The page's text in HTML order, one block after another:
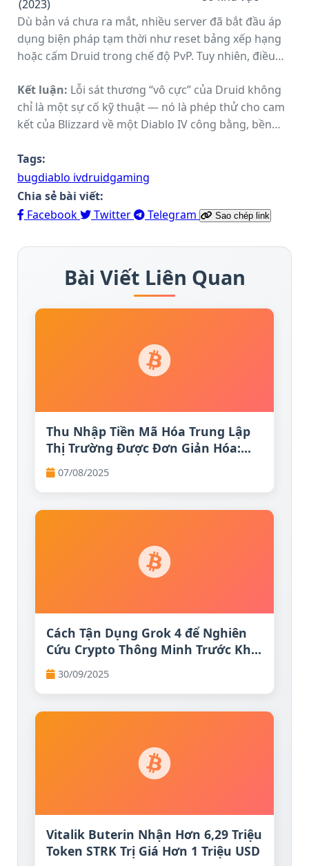
(2023)
Dù bản vá chưa ra mắt, nhiều server đã bắt đầu áp
dụng biện pháp tạm thời như reset bảng xếp hạng
hoặc cấm Druid trong chế độ PvP. Tuy nhiên, điều
chơi.
Kết luận: Lỗi sát thương “vô cực” của Druid không
chỉ là một sự cố kỹ thuật — nó là phép thử cho cam
kết của Blizzard về một Diablo IV công bằng, bền
thủ được khuyến nghị tránh lạm dụng lỗi để giữ gìn
tinh thần thi đấu lành mạnh.
Tags:
bugdiablo ivdruidgaming
Chia sẻ bài viết:
Facebook
Twitter Telegram Sao chép link
Bài Viết Liên Quan
Thu Nhập Tiền Mã Hóa Trung Lập
Thị Trường Được Đơn Giản Hóa:
Chiến Lược Chênh Lệch Spot-Perp
Giải Thích | FXEmpire
07/08/2025
Cách Tận Dụng Grok 4 để Nghiên
Cứu Crypto Thông Minh Trước Khi
Đầu Tư
30/09/2025
Vitalik Buterin Nhận Hơn 6,29 Triệu
Token STRK Trị Giá Hơn 1 Triệu USD